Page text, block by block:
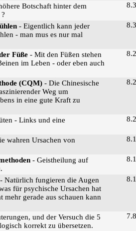
Botschaft hinter dem
8.3
- Eigentlich kann jeder
- man mus es nur mal
8.3
Füße - Mit den Füßen stehen
im Leben - oder eben auch
8.2
(CQM) - Die Chinesische
Weg um
in eine gute Kraft zu
8.2
- Links und eine
8.2
wahren Ursachen von
8.1
- Geistheilung auf
8.1
- Natürlich fungieren die Augen
für psychische Ursachen hat
mehr gerade aus schauen kann
8.1
und der Versuch die 5
korrekt zu übersetzen.
7.8